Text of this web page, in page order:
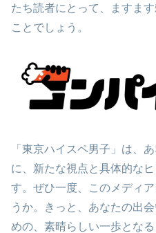
たち読者にとって、ますま
ことでしょう。
「東京ハイスペ男子」は、
に、新たな視点と具体的な
す。ぜひ一度、このメディ
うか。きっと、あなたの出
めの、素晴らしい一歩となる